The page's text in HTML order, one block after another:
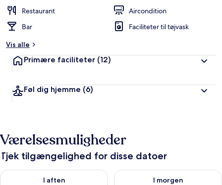
Restaurant
Aircondition
Bar
Faciliteter til tøjvask
Vis alle
Primære faciliteter (12)
Føl dig hjemme (6)
Værelsesmuligheder
Tjek tilgængelighed for disse datoer
I aften
Tjek tilgængelighed for i aften aug. 8 - aug. 9
I morgen
Tjek tilgængelighed for i